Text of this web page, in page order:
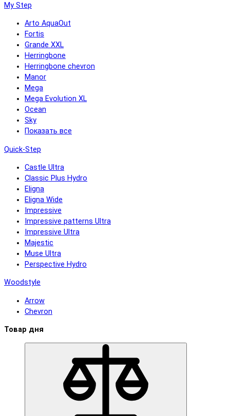
My Step
Arto AquaOut
Fortis
Grande XXL
Herringbone
Herringbone chevron
Manor
Mega
Mega Evolution XL
Ocean
Sky
Показать все
Quick-Step
Castle Ultra
Classic Plus Hydro
Eligna
Eligna Wide
Impressive
Impressive patterns Ultra
Impressive Ultra
Majestic
Muse Ultra
Perspective Hydro
Woodstyle
Arrow
Chevron
Товар дня